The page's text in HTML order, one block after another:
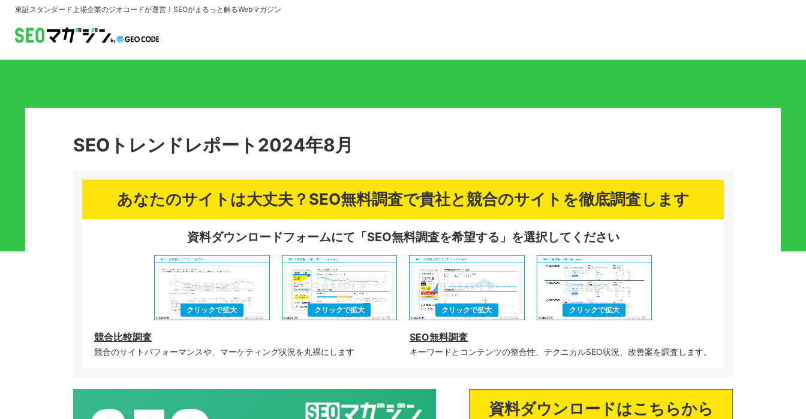
東証スタンダード上場企業のジオコードが運営！ SEOがまるっと解るWebマガジン
SEOトレンドレポート2024年8月
あなたのサイトは大丈夫？SEO無料調査で貴社と競合のサイトを徹底調査します
資料ダウンロードフォームにて「SEO無料調査を希望する」を選択してください
競合比較調査
競合のサイトパフォーマンスや、マーケティング状況を丸裸にします
SEO無料調査
キーワードとコンテンツの整合性、テクニカルSEO状況、改善案を調査します。
資料ダウンロードはこちらから